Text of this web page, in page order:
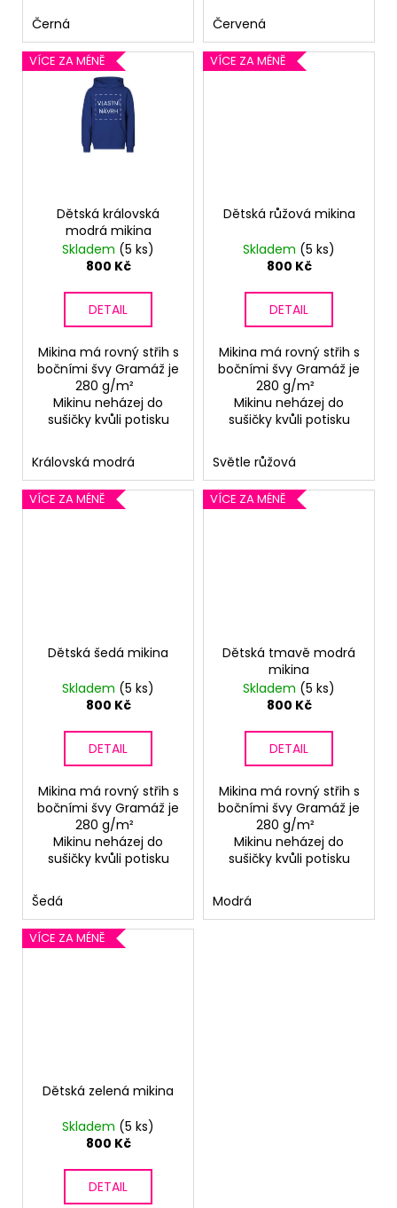
Černá Červená
VÍCE ZA MÉNĚ
Dětská královská
modrá mikina
Skladem (5 ks)
800 Kč
DETAIL
Mikina má rovný střih s
bočními švy Gramáž je
280 g/m²
Mikinu neházej do
sušičky kvůli potisku
Královská modrá
VÍCE ZA MÉNĚ
Dětská růžová mikina
Skladem (5 ks)
800 Kč
DETAIL
Mikina má rovný střih s
bočními švy Gramáž je
280 g/m²
Mikinu neházej do
sušičky kvůli potisku
Světle růžová
VÍCE ZA MÉNĚ
Dětská šedá mikina
Skladem (5 ks)
800 Kč
DETAIL
Mikina má rovný střih s
bočními švy Gramáž je
280 g/m²
Mikinu neházej do
sušičky kvůli potisku
Šedá
VÍCE ZA MÉNĚ
Dětská tmavě modrá
mikina
Skladem (5 ks)
800 Kč
DETAIL
Mikina má rovný střih s
bočními švy Gramáž je
280 g/m²
Mikinu neházej do
sušičky kvůli potisku
Modrá
VÍCE ZA MÉNĚ
Dětská zelená mikina
Skladem (5 ks)
800 Kč
DETAIL
u
j
e